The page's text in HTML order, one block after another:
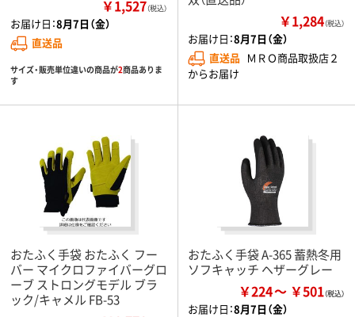
￥1,527（税込）
お届け日：8月7日（金）
直送品
サイズ・販売単位違いの商品が2商品ありま
す
￥1,284（税込）
お届け日：8月7日（金）
直送品 ＭＲＯ商品取扱店２
からお届け
おたふく手袋 おたふく フー
バー マイクロファイバーグロ
ーブ ストロングモデル ブラ
ック/キャメル FB-53
おたふく手袋 A-365 蓄熱冬用
ソフキャッチ ヘザーグレー
￥224 ￥501
お届け日：8月7日（金）